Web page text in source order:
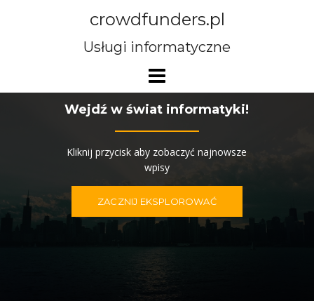
crowdfunders.pl
Usługi informatyczne
Wejdź w świat informatyki!
Kliknij przycisk aby zobaczyć najnowsze
wpisy
ZACZNIJ EKSPLOROWAĆ